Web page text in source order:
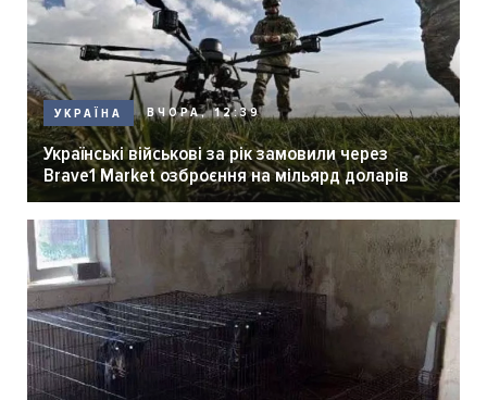
УКРАЇНА ВЧОРА, 12:39
Українські військові за рік замовили через
Brave1 Market озброєння на мільярд доларів